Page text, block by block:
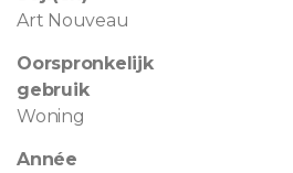
Art Nouveau
Oorspronkelijk
gebruik
Woning
Année